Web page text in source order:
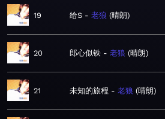
19 给S 老狼 晴朗
20 郎心似铁 老狼 晴朗
21 未知的旅程 老狼 晴朗